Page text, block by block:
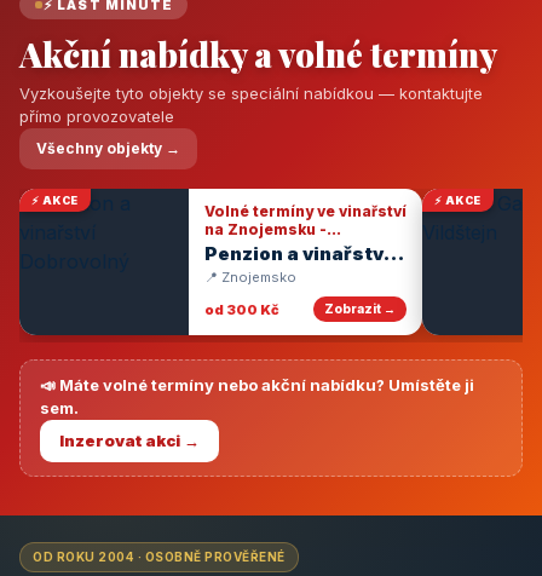
⚡ LAST MINUTE
Akční nabídky a volné termíny
Vyzkoušejte tyto objekty se speciální nabídkou — kontaktujte
přímo provozovatele
Všechny objekty →
⚡ AKCE
Volné termíny ve vinařství
na Znojemsku -
degustace vín
Penzion a vinařství
Dobrovolný
📍 Znojemsko
od 300 Kč
Zobrazit →
⚡ AKCE
📣 Máte volné termíny nebo akční nabídku? Umístěte ji
sem.
Inzerovat akci →
OD ROKU 2004 · OSOBNĚ PROVĚŘENÉ